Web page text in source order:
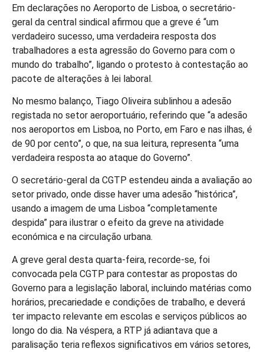
Em declarações no Aeroporto de Lisboa, o secretário-
geral da central sindical afirmou que a greve é “um
verdadeiro sucesso, uma verdadeira resposta dos
trabalhadores a esta agressão do Governo para com o
mundo do trabalho”, ligando o protesto à contestação ao
pacote de alterações à lei laboral.
No mesmo balanço, Tiago Oliveira sublinhou a adesão
registada no setor aeroportuário, referindo que “a adesão
nos aeroportos em Lisboa, no Porto, em Faro e nas ilhas, é
de 90 por cento”, o que, na sua leitura, representa “uma
verdadeira resposta ao ataque do Governo”.
O secretário-geral da CGTP estendeu ainda a avaliação ao
setor privado, onde disse haver uma adesão “histórica”,
usando a imagem de uma Lisboa “completamente
despida” para ilustrar o efeito da greve na atividade
económica e na circulação urbana.
A greve geral desta quarta-feira, recorde-se, foi
convocada pela CGTP para contestar as propostas do
Governo para a legislação laboral, incluindo matérias como
horários, precariedade e condições de trabalho, e deverá
ter impacto relevante em escolas e serviços públicos ao
longo do dia. Na véspera, a RTP já adiantava que a
paralisação teria reflexos significativos em vários setores,